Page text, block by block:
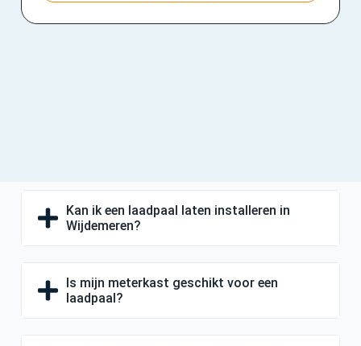
Kan ik een laadpaal laten installeren in
Wijdemeren?
Is mijn meterkast geschikt voor een
laadpaal?